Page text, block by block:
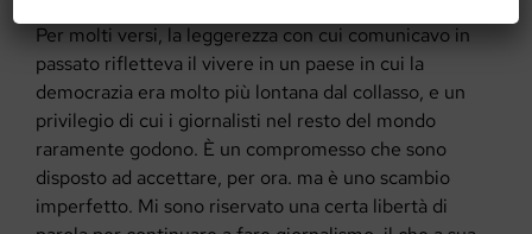
Per molti versi, la leggerezza con cui comunicavo in
passato rifletteva il vivere in un paese in cui la
democrazia era molto più lontana dal collasso, e un
privilegio di cui i giornalisti nel resto del mondo
raramente godono. È un compromesso che sono
disposto ad accettare, per ora. ma è uno scambio
imperfetto. Mi sono riservato una certa libertà di